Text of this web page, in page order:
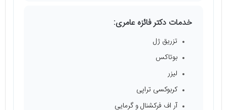
خدمات دکتر فائزه عامری:
تزریق ژل
بوتاکس
لیزر
کربوکسی تراپی
آر اف فرکشنال و گرمایی